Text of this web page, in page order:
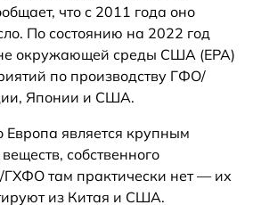
что с 2011 года оно
По состоянию на 2022 год
окружающей среды США (EPA)
по производству ГФО/
Японии и США.
Европа является крупным
собственного
там практически нет — их
из Китая и США.